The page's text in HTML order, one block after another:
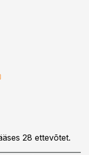
28 ettevõtet.